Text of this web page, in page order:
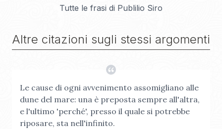
Tutte le frasi di Publilio Siro
Altre citazioni sugli stessi argomenti
Le cause di ogni avvenimento assomigliano alle
dune del mare: una è preposta sempre all'altra,
e l'ultimo 'perché', presso il quale si potrebbe
riposare, sta nell'infinito.